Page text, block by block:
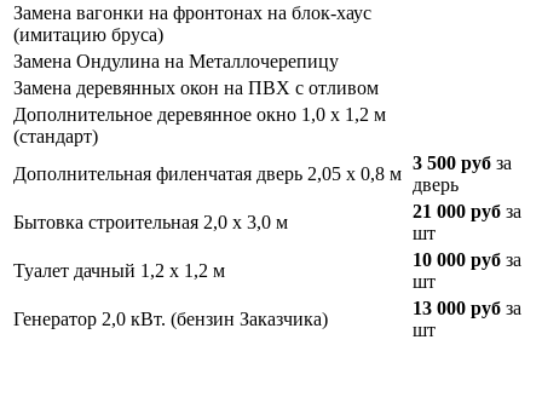
Замена вагонки на фронтонах на блок-хаус
(имитацию бруса)
Замена Ондулина на Металлочерепицу
Замена деревянных окон на ПВХ с отливом
Дополнительное деревянное окно 1,0 х 1,2 м
(стандарт)
Дополнительная филенчатая дверь 2,05 х 0,8 м
3 500 руб за
дверь
Бытовка строительная 2,0 х 3,0 м
21 000 руб за
шт
Туалет дачный 1,2 х 1,2 м
10 000 руб за
шт
Генератор 2,0 кВт. (бензин Заказчика)
13 000 руб за
шт